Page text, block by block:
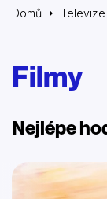
Domů Televize
Filmy
Nejlépe